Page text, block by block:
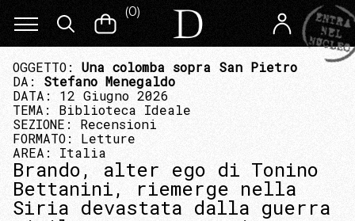
(0)
OGGETTO: Una colomba sopra San Pietro
DA: Stefano Menegaldo
DATA: 12 Giugno 2026
TEMA: Biblioteca Ideale
SEZIONE: Recensioni
FORMATO: Letture
AREA: Italia
Brando, alter ego di Tonino
Bettanini, riemerge nella
Siria devastata dalla guerra